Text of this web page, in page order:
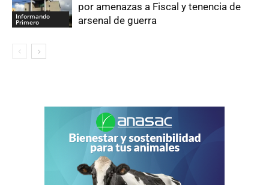
Informando
Primero
por amenazas a Fiscal y tenencia de
arsenal de guerra